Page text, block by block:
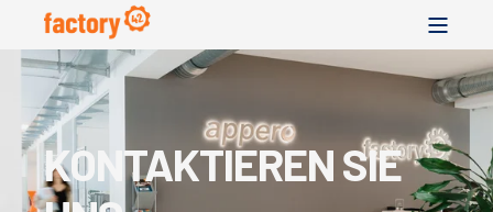
KONTAKTIEREN SIE